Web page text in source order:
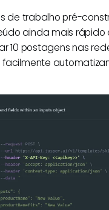
de trabalho pré-
ainda mais
10 postagens nas